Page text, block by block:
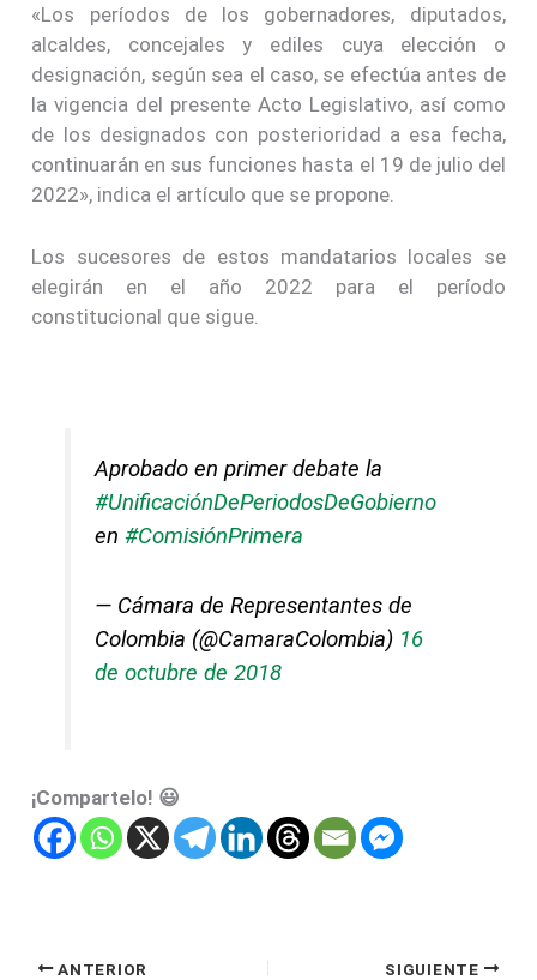
«Los períodos de los gobernadores, diputados,
alcaldes, concejales y ediles cuya elección o
designación, según sea el caso, se efectúa antes de
la vigencia del presente Acto Legislativo, así como
de los designados con posterioridad a esa fecha,
continuarán en sus funciones hasta el 19 de julio del
2022», indica el artículo que se propone.
Los sucesores de estos mandatarios locales se
elegirán en el año 2022 para el período
constitucional que sigue.
Aprobado en primer debate la
#UnificaciónDePeriodosDeGobierno
en#ComisiónPrimera
— Cámara de Representantes de
Colombia (@CamaraColombia) 16
de octubre de 2018
¡Compartelo! 😃
ANTERIOR SIGUIENTE